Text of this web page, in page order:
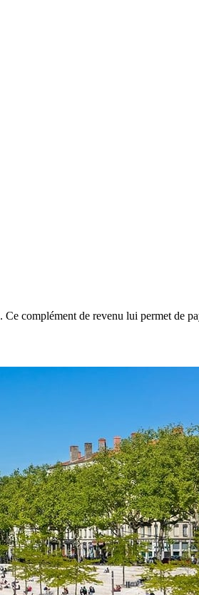
. Ce complément de revenu lui permet de